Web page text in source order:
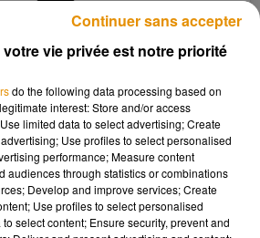
sur Instagram
parSadaf Khadem(@s_khadem) le
vie privée est notre priorité
do the following data processing based on
interest: Store and/or access
limited data to select advertising; Create
Use profiles to select personalised
performance; Measure content
audiences through statistics or combinations
Develop and improve services; Create
Use profiles to select personalised
select content; Ensure security, prevent and
Continuer sans accepter